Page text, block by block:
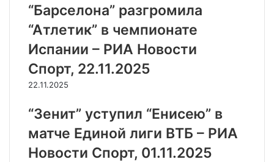
“Барселона” разгромила
“Атлетик” в чемпионате
Испании – РИА Новости
Спорт, 22.11.2025
22.11.2025
“Зенит” уступил “Енисею” в
матче Единой лиги ВТБ – РИА
Новости Спорт, 01.11.2025